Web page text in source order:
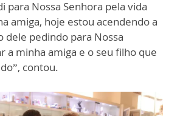
para Nossa Senhora pela vida
amiga, hoje estou acendendo a
dele pedindo para Nossa
a minha amiga e o seu filho que
contou.